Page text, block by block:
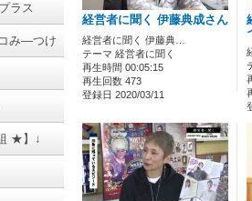
ラス
み―つけ
★】↓
経営者に聞く 伊藤典成さん
経営者に聞く 伊藤典…
テーマ 経営者に聞く
再生時間 00:05:15
再生回数 473
登録日 2020/03/11